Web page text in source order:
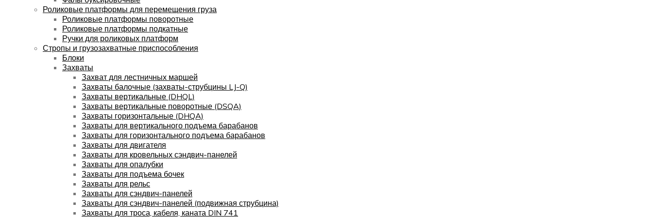
Роликовые платформы для перемещения груза
Роликовые платформы поворотные
Роликовые платформы подкатные
Ручки для роликовых платформ
Стропы и грузозахватные приспособления
Блоки
Захваты
Захват для лестничных маршей
Захваты балочные (захваты-струбцины LJ-Q)
Захваты вертикальные (DHQL)
Захваты вертикальные поворотные (DSQA)
Захваты горизонтальные (DHQA)
Захваты для вертикального подъема барабанов
Захваты для горизонтального подъема барабанов
Захваты для двигателя
Захваты для кровельных сэндвич-панелей
Захваты для опалубки
Захваты для подъема бочек
Захваты для рельс
Захваты для сэндвич-панелей
Захваты для сэндвич-панелей (подвижная струбцина)
Захваты для троса, кабеля, каната DIN 741